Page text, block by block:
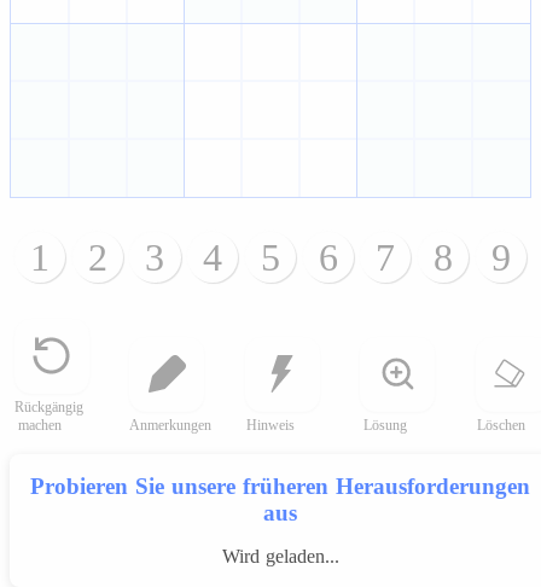
1 2 3 4 5 6 7 8 9
Rückgängig
machen
Anmerkungen Hinweis Lösung Löschen
Probieren Sie unsere früheren Herausforderungen
aus
Wird geladen...